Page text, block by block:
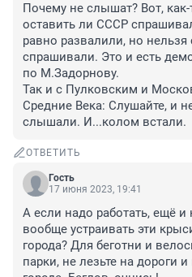
Почему не слышат? Вот,
оставить ли СССР
равно развалили, но нельзя
спрашивали. Это и есть
по М.Задорнову.
Так и с Пулковским и
Средние Века: Слушайте, и
слышали. И...колом встали.
ОТВЕТИТЬ
Гость
17 июня 2023, 19:41
А если надо работать, ещё
вообще устраивать эти
города? Для беготни и
парки, не лезьте на дороги